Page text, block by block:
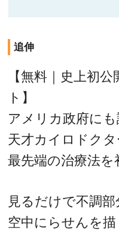
追伸
【無料｜史上初
ト】
アメリカ政府に
天才カイロドク
最先端の治療法を
見るだけで不調
空中にらせんを